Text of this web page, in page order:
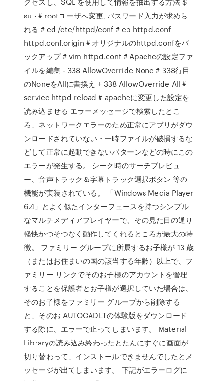
su - # rootユーザへ変更, パスワード入力が求めら
れる # cd /etc/httpd/conf # cp httpd.conf
httpd.conf.origin # オリジナルのhttpd.confをバ
ックアップ # vim httpd.conf # Apacheの設定ファ
イルを編集 - 338 AllowOverride None # 338行目
のNoneをAllに書換え + 338 AllowOverride All #
service httpd reload # apacheに変更した設定を
読み込ませる エラーメッセージで検索したとこ
ろ、ネットワークエラーのため正常にアプリがダウ
ンロードされていない・一時ファイルが破損するな
どして正常に起動できないパターンなどの時にこの
エラーが発生する。 シーク時のサーチプレビュ
ー、音声トラック＆字幕トラック選択ボタン 等の
機能が実装されている。 「Windows Media Player
6.4」とよく似たインターフェースを持つシンプル
なマルチメディアプレイヤーで、その見た目の通り
軽快かつそつなく動作してくれるところが最大の特
徴。 ファミリー グループに所属するお子様が 13 歳
（またはお住まいの国の該当する年齢）以上で、フ
ァミリー リンクでそのお子様のアカウントを管理
することを保護者とお子様が選択していた場合は、
そのお子様をファミリー グループから削除する
と、そのお AUTOCADLTの体験版をダウンロード
する際に、エラーで止ってしまいます。 Material
Libraryの読み込み終わったとたんにすぐに画面が
切り替わって、インストールできませんでしたとメ
ッセージが出てしまいます。 下記がエラーログに